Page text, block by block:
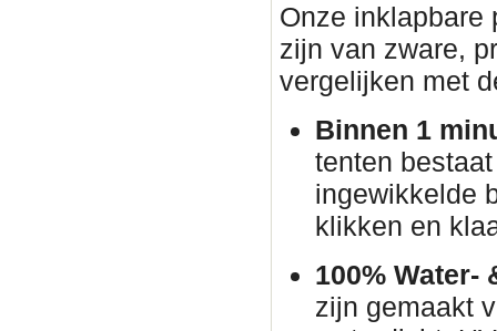
Onze inklapbare
zijn van zware,
vergelijken met
Binnen 1
tenten
ingewikkelde
klikken en
100% Water-
zijn gemaakt